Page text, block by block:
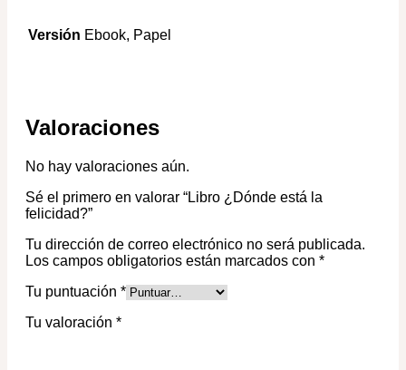
Versión Ebook, Papel
Valoraciones
No hay valoraciones aún.
Sé el primero en valorar “Libro ¿Dónde está la
felicidad?”
Tu dirección de correo electrónico no será publicada.
Los campos obligatorios están marcados con *
Tu puntuación *
Tu valoración *